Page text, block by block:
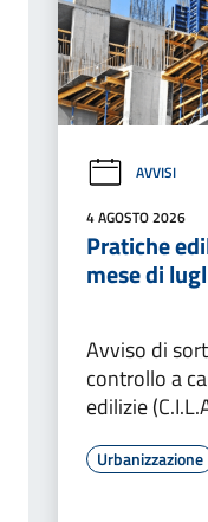
AVVISI
4 AGOSTO 2026
Pratiche
mese di
Avviso di
controllo a
edilizie
Urbanizzazione